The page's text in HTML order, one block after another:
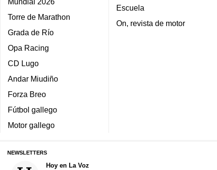
Torre de Marathon
Grada de Río
Opa Racing
CD Lugo
Andar Miudiño
Forza Breo
Fútbol gallego
Motor gallego
Escuela
On, revista de motor
NEWSLETTERS
Hoy en La Voz